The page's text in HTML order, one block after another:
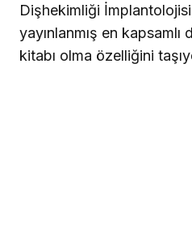
Dişhekimliği
yayınlanmış en kapsamlı
kitabı olma özelliğini